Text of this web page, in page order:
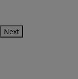
Next